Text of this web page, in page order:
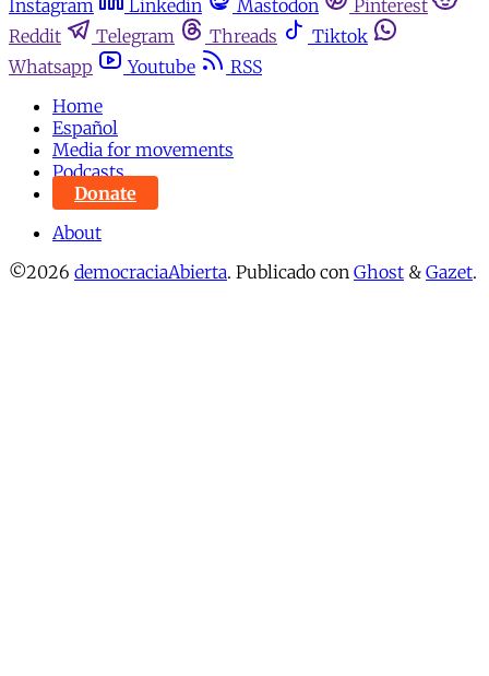
Instagram
Linkedin Mastodon
Pinterest
Reddit
Telegram Threads
Tiktok
Whatsapp
Youtube
RSS
Home
Español
Media for movements
Podcasts
Donate
About
©2026 democraciaAbierta. Publicado con Ghost & Gazet.